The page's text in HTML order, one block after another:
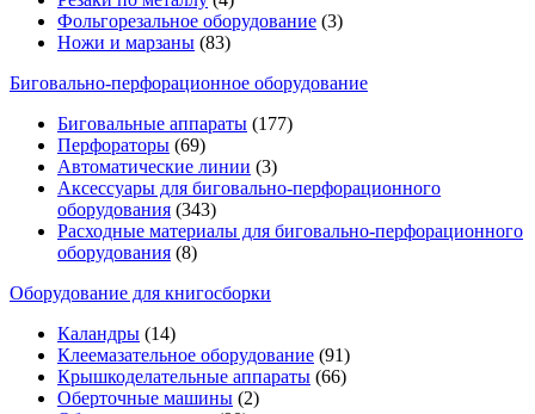
Фольгорезальное оборудование (3)
Ножи и марзаны (83)
Биговально-перфорационное оборудование
Биговальные аппараты (177)
Перфораторы (69)
Автоматические линии (3)
Аксессуары для биговально-перфорационного
оборудования (343)
Расходные материалы для биговально-перфорационного
оборудования (8)
Оборудование для книгосборки
Каландры (14)
Клеемазательное оборудование (91)
Крышкоделательные аппараты (66)
Оберточные машины (2)